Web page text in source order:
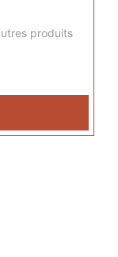
produits